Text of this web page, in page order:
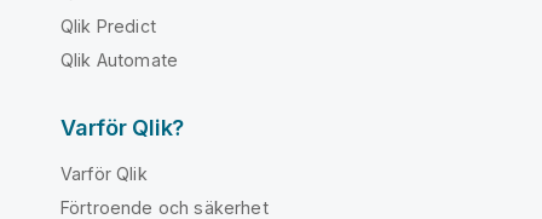
Qlik Predict
Qlik Automate
Varför Qlik?
Varför Qlik
Förtroende och säkerhet